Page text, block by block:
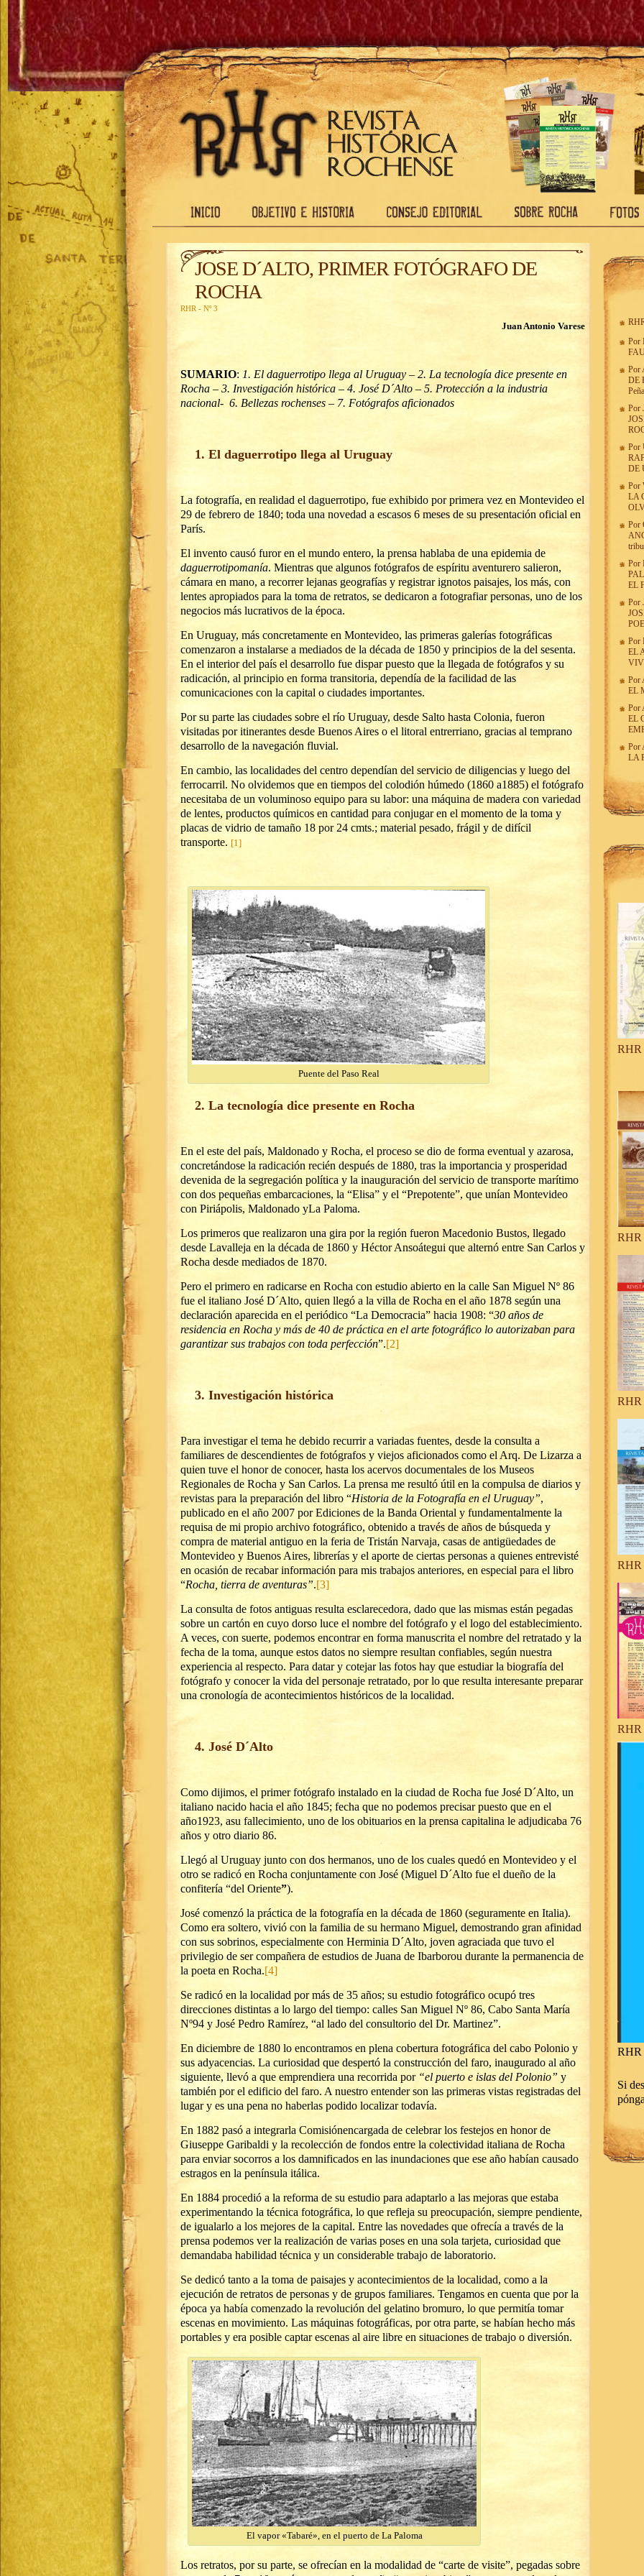
JOSE D´ALTO, PRIMER FOTÓGRAFO DE
ROCHA
RHR - Nº 3
Juan Antonio Varese
SUMARIO: 1. El daguerrotipo llega al Uruguay – 2. La tecnología dice presente en
Rocha – 3. Investigación histórica – 4. José D´Alto – 5. Protección a la industria
nacional- 6. Bellezas rochenses – 7. Fotógrafos aficionados
1. El daguerrotipo llega al Uruguay
La fotografía, en realidad el daguerrotipo, fue exhibido por primera vez en Montevideo el
29 de febrero de 1840; toda una novedad a escasos 6 meses de su presentación oficial en
París.
El invento causó furor en el mundo entero, la prensa hablaba de una epidemia de
daguerrotipomanía. Mientras que algunos fotógrafos de espíritu aventurero salieron,
cámara en mano, a recorrer lejanas geografías y registrar ignotos paisajes, los más, con
lentes apropiados para la toma de retratos, se dedicaron a fotografiar personas, uno de los
negocios más lucrativos de la época.
En Uruguay, más concretamente en Montevideo, las primeras galerías fotográficas
comenzaron a instalarse a mediados de la década de 1850 y principios de la del sesenta.
En el interior del país el desarrollo fue dispar puesto que la llegada de fotógrafos y su
radicación, al principio en forma transitoria, dependía de la facilidad de las
comunicaciones con la capital o ciudades importantes.
Por su parte las ciudades sobre el río Uruguay, desde Salto hasta Colonia, fueron
visitadas por itinerantes desde Buenos Aires o el litoral entrerriano, gracias al temprano
desarrollo de la navegación fluvial.
En cambio, las localidades del centro dependían del servicio de diligencias y luego del
ferrocarril. No olvidemos que en tiempos del colodión húmedo (1860 a1885) el fotógrafo
necesitaba de un voluminoso equipo para su labor: una máquina de madera con variedad
de lentes, productos químicos en cantidad para conjugar en el momento de la toma y
placas de vidrio de tamaño 18 por 24 cmts.; material pesado, frágil y de difícil
transporte. [1]
Puente del Paso Real
2. La tecnología dice presente en Rocha
En el este del país, Maldonado y Rocha, el proceso se dio de forma eventual y azarosa,
concretándose la radicación recién después de 1880, tras la importancia y prosperidad
devenida de la segregación política y la inauguración del servicio de transporte marítimo
con dos pequeñas embarcaciones, la “Elisa” y el “Prepotente”, que unían Montevideo
con Piriápolis, Maldonado yLa Paloma.
Los primeros que realizaron una gira por la región fueron Macedonio Bustos, llegado
desde Lavalleja en la década de 1860 y Héctor Ansoátegui que alternó entre San Carlos y
Rocha desde mediados de 1870.
Pero el primero en radicarse en Rocha con estudio abierto en la calle San Miguel Nº 86
fue el italiano José D´Alto, quien llegó a la villa de Rocha en el año 1878 según una
declaración aparecida en el periódico “La Democracia” hacia 1908: “30 años de
residencia en Rocha y más de 40 de práctica en el arte fotográfico lo autorizaban para
garantizar sus trabajos con toda perfección”.[2]
3. Investigación histórica
Para investigar el tema he debido recurrir a variadas fuentes, desde la consulta a
familiares de descendientes de fotógrafos y viejos aficionados como el Arq. De Lizarza a
quien tuve el honor de conocer, hasta los acervos documentales de los Museos
Regionales de Rocha y San Carlos. La prensa me resultó útil en la compulsa de diarios y
revistas para la preparación del libro “Historia de la Fotografía en el Uruguay”,
publicado en el año 2007 por Ediciones de la Banda Oriental y fundamentalmente la
requisa de mi propio archivo fotográfico, obtenido a través de años de búsqueda y
compra de material antiguo en la feria de Tristán Narvaja, casas de antigüedades de
Montevideo y Buenos Aires, librerías y el aporte de ciertas personas a quienes entrevisté
en ocasión de recabar información para mis trabajos anteriores, en especial para el libro
“Rocha, tierra de aventuras”.[3]
La consulta de fotos antiguas resulta esclarecedora, dado que las mismas están pegadas
sobre un cartón en cuyo dorso luce el nombre del fotógrafo y el logo del establecimiento.
A veces, con suerte, podemos encontrar en forma manuscrita el nombre del retratado y la
fecha de la toma, aunque estos datos no siempre resultan confiables, según nuestra
experiencia al respecto. Para datar y cotejar las fotos hay que estudiar la biografía del
fotógrafo y conocer la vida del personaje retratado, por lo que resulta interesante preparar
una cronología de acontecimientos históricos de la localidad.
4. José D´Alto
Como dijimos, el primer fotógrafo instalado en la ciudad de Rocha fue José D´Alto, un
italiano nacido hacia el año 1845; fecha que no podemos precisar puesto que en el
año1923, asu fallecimiento, uno de los obituarios en la prensa capitalina le adjudicaba 76
años y otro diario 86.
Llegó al Uruguay junto con dos hermanos, uno de los cuales quedó en Montevideo y el
otro se radicó en Rocha conjuntamente con José (Miguel D´Alto fue el dueño de la
confitería “del Oriente”).
José comenzó la práctica de la fotografía en la década de 1860 (seguramente en Italia).
Como era soltero, vivió con la familia de su hermano Miguel, demostrando gran afinidad
con sus sobrinos, especialmente con Herminia D´Alto, joven agraciada que tuvo el
privilegio de ser compañera de estudios de Juana de Ibarborou durante la permanencia de
la poeta en Rocha.[4]
Se radicó en la localidad por más de 35 años; su estudio fotográfico ocupó tres
direcciones distintas a lo largo del tiempo: calles San Miguel Nº 86, Cabo Santa María
Nº94 y José Pedro Ramírez, “al lado del consultorio del Dr. Martinez”.
En diciembre de 1880 lo encontramos en plena cobertura fotográfica del cabo Polonio y
sus adyacencias. La curiosidad que despertó la construcción del faro, inaugurado al año
siguiente, llevó a que emprendiera una recorrida por “el puerto e islas del Polonio” y
también por el edificio del faro. A nuestro entender son las primeras vistas registradas del
lugar y es una pena no haberlas podido localizar todavía.
En 1882 pasó a integrarla Comisiónencargada de celebrar los festejos en honor de
Giuseppe Garibaldi y la recolección de fondos entre la colectividad italiana de Rocha
para enviar socorros a los damnificados en las inundaciones que ese año habían causado
estragos en la península itálica.
En 1884 procedió a la reforma de su estudio para adaptarlo a las mejoras que estaba
experimentando la técnica fotográfica, lo que refleja su preocupación, siempre pendiente,
de igualarlo a los mejores de la capital. Entre las novedades que ofrecía a través de la
prensa podemos ver la realización de varias poses en una sola tarjeta, curiosidad que
demandaba habilidad técnica y un considerable trabajo de laboratorio.
Se dedicó tanto a la toma de paisajes y acontecimientos de la localidad, como a la
ejecución de retratos de personas y de grupos familiares. Tengamos en cuenta que por la
época ya había comenzado la revolución del gelatino bromuro, lo que permitía tomar
escenas en movimiento. Las máquinas fotográficas, por otra parte, se habían hecho más
portables y era posible captar escenas al aire libre en situaciones de trabajo o diversión.
El vapor «Tabaré», en el puerto de La Paloma
Los retratos, por su parte, se ofrecían en la modalidad de “carte de visite”, pegadas sobre
Por
Por
DE
Por
Por
DE
Por
LA
Por
Por
EL
Por
Por
EL
Por
EL
Por
EL
Por
LA
RHR
RHR
RHR
RHR
RHR
RHR
Si